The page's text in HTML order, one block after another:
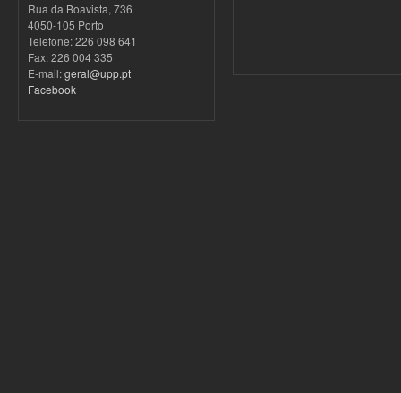
Rua da Boavista, 736
4050-105 Porto
Telefone: 226 098 641
Fax: 226 004 335
E-mail:geral@upp.pt
Facebook